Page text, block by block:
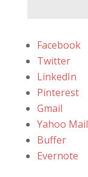
Facebook
Twitter
LinkedIn
Pinterest
Gmail
Yahoo Mail
Buffer
Evernote